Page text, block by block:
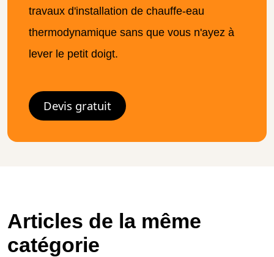
travaux d'installation de chauffe-eau
thermodynamique sans que vous n'ayez à
lever le petit doigt.
Devis gratuit
Articles de la même
catégorie